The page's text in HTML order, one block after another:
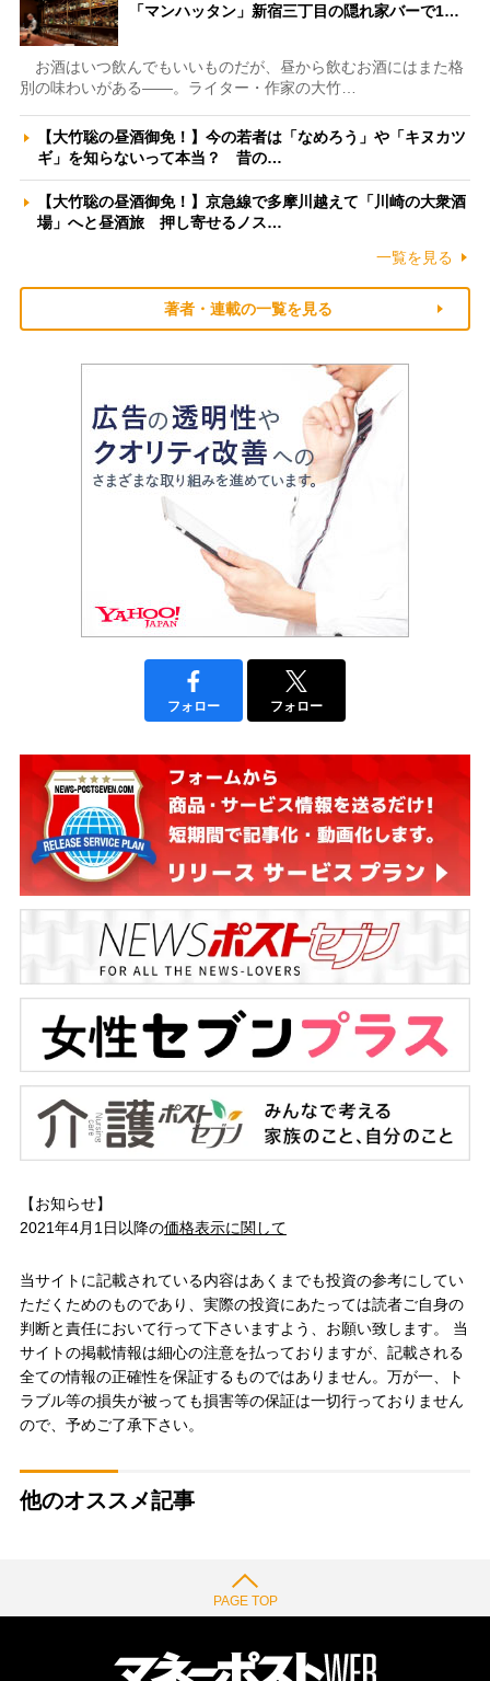
「マンハッタン」新宿三丁目の隠れ家バーで1…
お酒はいつ飲んでもいいものだが、昼から飲むお酒にはまた格
別の味わいがある――。ライター・作家の大竹…
【大竹聡の昼酒御免！】今の若者は「なめろう」や「キヌカツ
ギ」を知らないって本当？ 昔の…
【大竹聡の昼酒御免！】京急線で多摩川越えて「川崎の大衆酒
場」へと昼酒旅 押し寄せるノス…
一覧を見る
著者・連載の一覧を見る
フォロー フォロー
【お知らせ】
2021年4月1日以降の価格表示に関して
当サイトに記載されている内容はあくまでも投資の参考にしてい
ただくためのものであり、実際の投資にあたっては読者ご自身の
判断と責任において行って下さいますよう、お願い致します。 当
サイトの掲載情報は細心の注意を払っておりますが、記載される
全ての情報の正確性を保証するものではありません。万が一、ト
ラブル等の損失が被っても損害等の保証は一切行っておりません
ので、予めご了承下さい。
他のオススメ記事
PAGE TOP